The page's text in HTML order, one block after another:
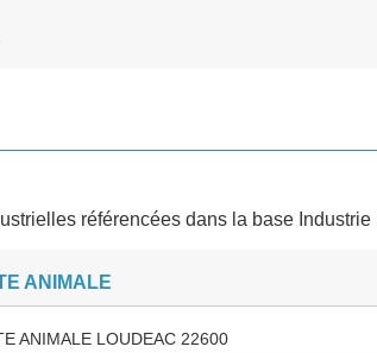
référencées dans la base Industrie
ANIMALE
ANIMALE LOUDEAC 22600